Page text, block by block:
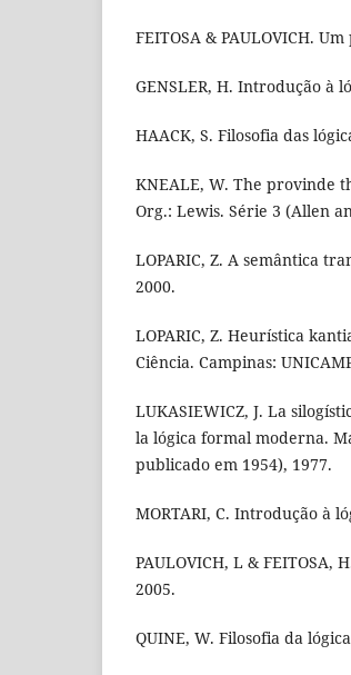
FEITOSA & PAULOVICH.
GENSLER, H. Introdução à
HAACK, S. Filosofia das
KNEALE, W. The provinde
Org.: Lewis. Série 3 (Allen
LOPARIC, Z. A semântica
2000.
LOPARIC, Z. Heurística
Ciência. Campinas:
LUKASIEWICZ, J. La
la lógica formal moderna.
publicado em 1954), 1977.
MORTARI, C. Introdução à
PAULOVICH, L & FEITOSA,
2005.
QUINE, W. Filosofia da